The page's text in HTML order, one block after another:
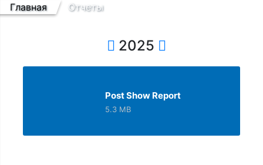
Главная Отчеты
2025
Post Show Report
5.3 MB